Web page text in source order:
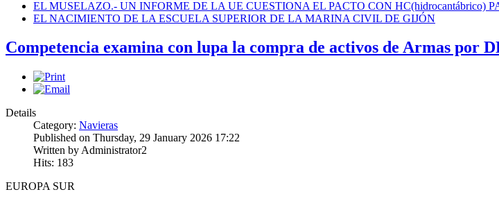
EL MUSELAZO.- UN INFORME DE LA UE CUESTIONA EL PACTO CON HC(hidrocantábrico)
EL NACIMIENTO DE LA ESCUELA SUPERIOR DE LA MARINA CIVIL DE GIJÓN
Competencia examina con lupa la compra de activos de Armas por
Details
Category: Navieras
Published on Thursday, 29 January 2026 17:22
Written by Administrator2
Hits: 183
EUROPA SUR